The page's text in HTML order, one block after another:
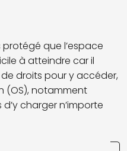
que l’espace
à atteindre car il
droits pour y accéder,
(OS), notamment
charger n’importe